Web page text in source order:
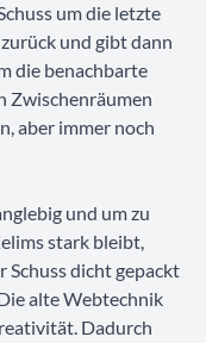
um die letzte
und gibt dann
die benachbarte
Zwischenräumen
aber immer noch
und um zu
stark bleibt,
Schuss dicht gepackt
alte Webtechnik
Dadurch